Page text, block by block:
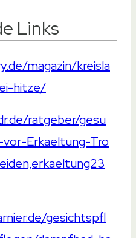
Links
magazin/kreisla
hitze/
ratgeber/gesu
Erkaeltung-Tro
gesichtspfl